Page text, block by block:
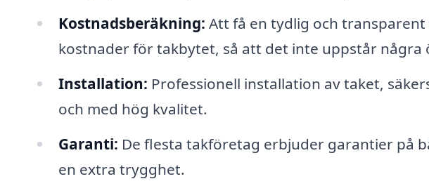
Kostnadsberäkning: Att få en tydlig och
kostnader för takbytet, så att det inte uppstår några
Installation: Professionell installation av taket,
och med hög kvalitet.
Garanti: De flesta takföretag erbjuder garantier på
en extra trygghet.